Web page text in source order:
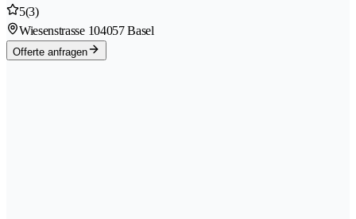
5(3)
Wiesenstrasse 104057 Basel
Offerte anfragen